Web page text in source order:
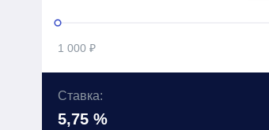
1 000 ₽
Ставка:
5,75 %